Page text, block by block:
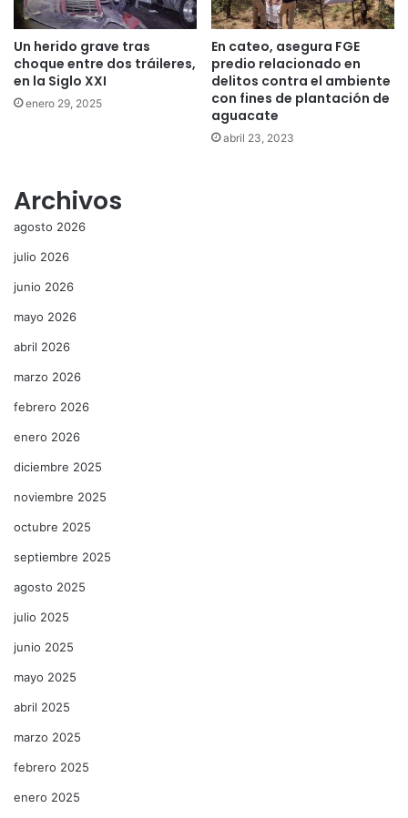
Un herido grave tras
choque entre dos tráileres,
en la Siglo XXI
enero 29, 2025
En cateo, asegura FGE
predio relacionado en
delitos contra el ambiente
con fines de plantación de
aguacate
abril 23, 2023
Archivos
agosto 2026
julio 2026
junio 2026
mayo 2026
abril 2026
marzo 2026
febrero 2026
enero 2026
diciembre 2025
noviembre 2025
octubre 2025
septiembre 2025
agosto 2025
julio 2025
junio 2025
mayo 2025
abril 2025
marzo 2025
febrero 2025
enero 2025